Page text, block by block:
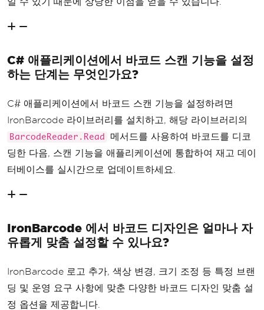
C# 애플리케이션에서 바코드 스캔 기능을 설정
하는 단계는 무엇인가요?
C# 애플리케이션에서 바코드 스캔 기능을 설정하려면
IronBarcode 라이브러리를 설치하고, 해당 라이브러리의
BarcodeReader.Read
메서드를 사용하여 바코드를 디코
딩한 다음, 스캔 기능을 애플리케이션에 통합하여 재고 데이
터베이스를 실시간으로 업데이트하세요.
IronBarcode 에서 바코드 디자인은 얼마나 자
유롭게 맞춤 설정할 수 있나요?
IronBarcode 로고 추가, 색상 변경, 크기 조정 등 특정 브랜
딩 및 운영 요구 사항에 맞춘 다양한 바코드 디자인 맞춤 설
정 옵션을 제공합니다.